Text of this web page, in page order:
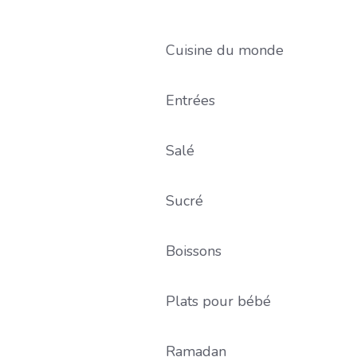
Cuisine du monde
Entrées
Salé
Sucré
Boissons
Plats pour bébé
Ramadan